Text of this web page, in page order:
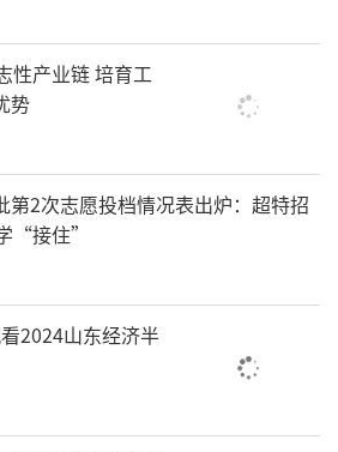
性产业链 培育工
势
第2次志愿投档情况表出炉：超特招
“接住”
2024山东经济半